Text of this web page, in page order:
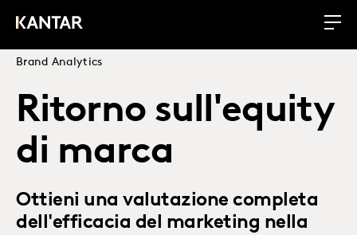
Brand Analytics
Ritorno sull'equity
di marca
Ottieni una valutazione completa
dell'efficacia del marketing nella